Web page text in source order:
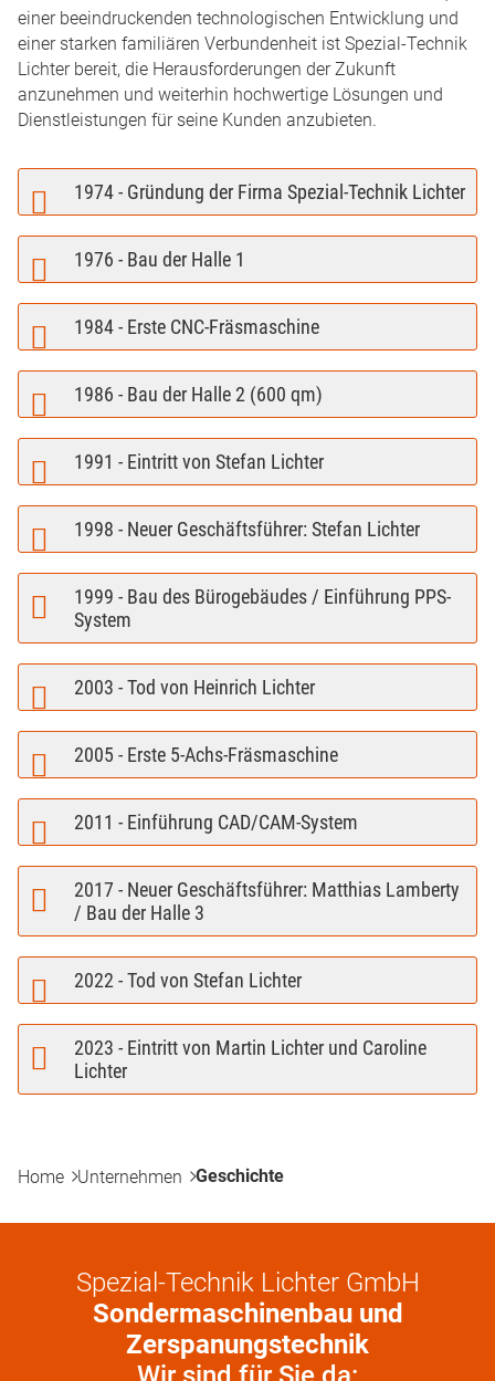
einer beeindruckenden technologischen Entwicklung und
einer starken familiären Verbundenheit ist Spezial-Technik
Lichter bereit, die Herausforderungen der Zukunft
anzunehmen und weiterhin hochwertige Lösungen und
Dienstleistungen für seine Kunden anzubieten.
1974 - Gründung der Firma Spezial-Technik Lichter
1976 - Bau der Halle 1
1984 - Erste CNC-Fräsmaschine
1986 - Bau der Halle 2 (600 qm)
1991 - Eintritt von Stefan Lichter
1998 - Neuer Geschäftsführer: Stefan Lichter
1999 - Bau des Bürogebäudes / Einführung PPS-
System
2003 - Tod von Heinrich Lichter
2005 - Erste 5-Achs-Fräsmaschine
2011 - Einführung CAD/CAM-System
2017 - Neuer Geschäftsführer: Matthias Lamberty
/ Bau der Halle 3
2022 - Tod von Stefan Lichter
2023 - Eintritt von Martin Lichter und Caroline
Lichter
Home Unternehmen Geschichte
Spezial-Technik Lichter GmbH
Sondermaschinenbau und
Zerspanungstechnik